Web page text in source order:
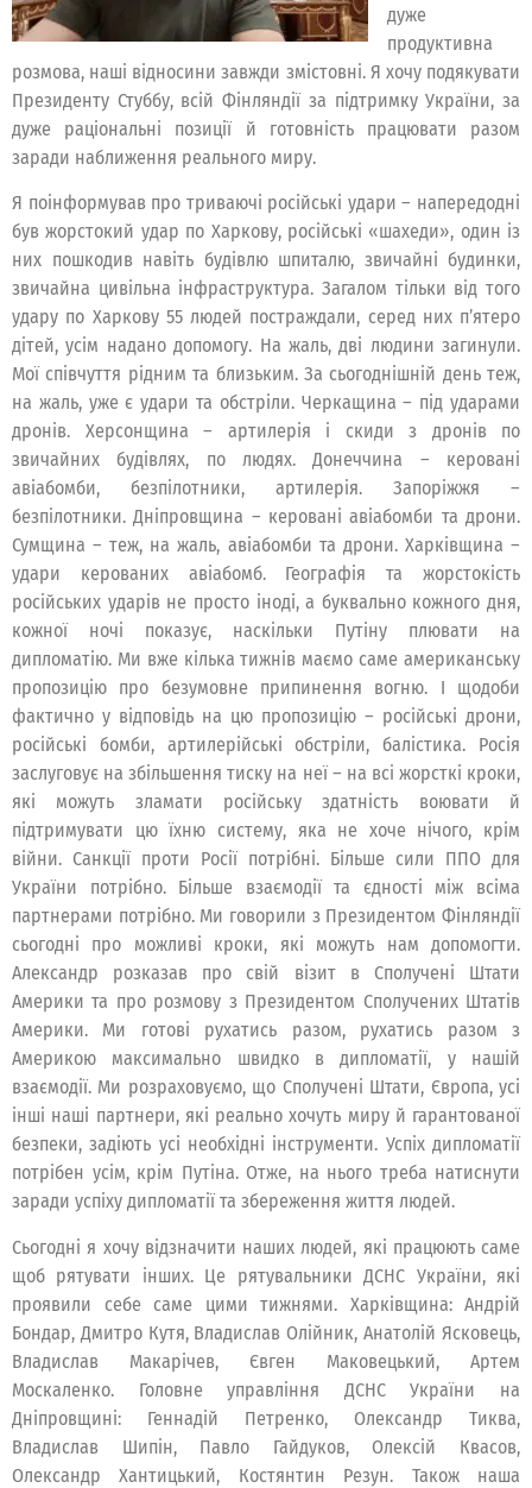
дуже
продуктивна
розмова, наші відносини завжди змістовні. Я хочу подякувати
Президенту Стуббу, всій Фінляндії за підтримку України, за
дуже раціональні позиції й готовність працювати разом
заради наближення реального миру.
Я поінформував про триваючі російські удари – напередодні
був жорстокий удар по Харкову, російські «шахеди», один із
них пошкодив навіть будівлю шпиталю, звичайні будинки,
звичайна цивільна інфраструктура. Загалом тільки від того
удару по Харкову 55 людей постраждали, серед них п’ятеро
дітей, усім надано допомогу. На жаль, дві людини загинули.
Мої співчуття рідним та близьким. За сьогоднішній день теж,
на жаль, уже є удари та обстріли. Черкащина – під ударами
дронів. Херсонщина – артилерія і скиди з дронів по
звичайних будівлях, по людях. Донеччина – керовані
авіабомби, безпілотники, артилерія. Запоріжжя –
безпілотники. Дніпровщина – керовані авіабомби та дрони.
Сумщина – теж, на жаль, авіабомби та дрони. Харківщина –
удари керованих авіабомб. Географія та жорстокість
російських ударів не просто іноді, а буквально кожного дня,
кожної ночі показує, наскільки Путіну плювати на
дипломатію. Ми вже кілька тижнів маємо саме американську
пропозицію про безумовне припинення вогню. І щодоби
фактично у відповідь на цю пропозицію – російські дрони,
російські бомби, артилерійські обстріли, балістика. Росія
заслуговує на збільшення тиску на неї – на всі жорсткі кроки,
які можуть зламати російську здатність воювати й
підтримувати цю їхню систему, яка не хоче нічого, крім
війни. Санкції проти Росії потрібні. Більше сили ППО для
України потрібно. Більше взаємодії та єдності між всіма
партнерами потрібно. Ми говорили з Президентом Фінляндії
сьогодні про можливі кроки, які можуть нам допомогти.
Александр розказав про свій візит в Сполучені Штати
Америки та про розмову з Президентом Сполучених Штатів
Америки. Ми готові рухатись разом, рухатись разом з
Америкою максимально швидко в дипломатії, у нашій
взаємодії. Ми розраховуємо, що Сполучені Штати, Європа, усі
інші наші партнери, які реально хочуть миру й гарантованої
безпеки, задіють усі необхідні інструменти. Успіх дипломатії
потрібен усім, крім Путіна. Отже, на нього треба натиснути
заради успіху дипломатії та збереження життя людей.
Сьогодні я хочу відзначити наших людей, які працюють саме
щоб рятувати інших. Це рятувальники ДСНС України, які
проявили себе саме цими тижнями. Харківщина: Андрій
Бондар, Дмитро Кутя, Владислав Олійник, Анатолій Ясковець,
Владислав Макарічев, Євген Маковецький, Артем
Москаленко. Головне управління ДСНС України на
Дніпровщині: Геннадій Петренко, Олександр Тиква,
Владислав Шипін, Павло Гайдуков, Олексій Квасов,
Олександр Хантицький, Костянтин Резун. Також наша